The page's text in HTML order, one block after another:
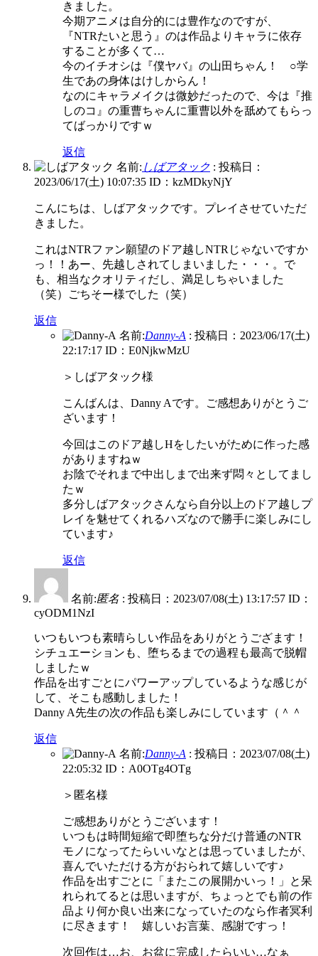
きました。
今期アニメは自分的には豊作なのですが、
『NTRたいと思う』のは作品よりキャラに依存
することが多くて…
今のイチオシは『僕ヤバ』の山田ちゃん！ ○学
生であの身体はけしからん！
なのにキャラメイクは微妙だったので、今は『推
しのコ』の重曹ちゃんに重曹以外を舐めてもらっ
てばっかりですｗ
返信
名前: しばアタック : 投稿日：
2023/06/17(土) 10:07:35 ID：kzMDkyNjY
こんにちは、しばアタックです。プレイさせていただ
きました。
これはNTRファン願望のドア越しNTRじゃないですか
っ！！あー、先越しされてしまいました・・・。で
も、相当なクオリティだし、満足しちゃいました
（笑）ごちそー様でした（笑）
返信
名前:Danny-A : 投稿日：2023/06/17(土)
22:17:17 ID：E0NjkwMzU
＞しばアタック様
こんばんは、Danny Aです。ご感想ありがとうご
ざいます！
今回はこのドア越しHをしたいがために作った感
がありますねｗ
お陰でそれまで中出しまで出来ず悶々としてまし
たｗ
多分しばアタックさんなら自分以上のドア越しプ
レイを魅せてくれるハズなので勝手に楽しみにし
ています♪
返信
名前:匿名 : 投稿日：2023/07/08(土) 13:17:57 ID：
cyODM1NzI
いつもいつも素晴らしい作品をありがとうござます！
シチュエーションも、堕ちるまでの過程も最高で脱帽
しましたｗ
作品を出すごとにパワーアップしているような感じが
して、そこも感動しました！
Danny A先生の次の作品も楽しみにしています（＾＾
返信
名前:Danny-A : 投稿日：2023/07/08(土)
22:05:32 ID：A0OTg4OTg
＞匿名様
ご感想ありがとうございます！
いつもは時間短縮で即堕ちな分だけ普通のNTR
モノになってたらいいなとは思っていましたが、
喜んでいただける方がおられて嬉しいです♪
作品を出すごとに「またこの展開かいっ！」と呆
れられてるとは思いますが、ちょっとでも前の作
品より何か良い出来になっていたのなら作者冥利
に尽きます！ 嬉しいお言葉、感謝ですっ！
次回作は…お、お盆に完成したらいい…なぁ